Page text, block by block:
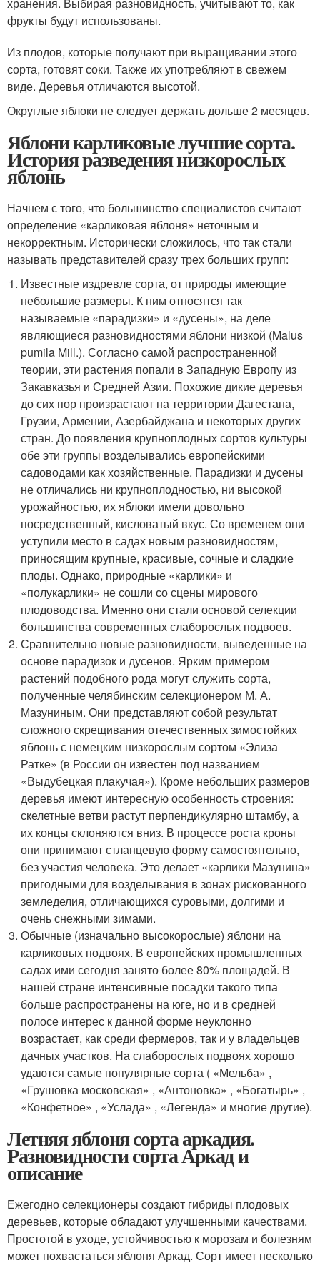
фрукты будут использованы.
Из плодов, которые получают при выращивании этого
сорта, готовят соки. Также их употребляют в свежем
виде. Деревья отличаются высотой.
Округлые яблоки не следует держать дольше 2 месяцев.
Яблони карликовые лучшие сорта.
История разведения низкорослых
яблонь
Начнем с того, что большинство специалистов считают
определение «карликовая яблоня» неточным и
некорректным. Исторически сложилось, что так стали
называть представителей сразу трех больших групп:
Известные издревле сорта, от природы имеющие
небольшие размеры. К ним относятся так
называемые «парадизки» и «дусены», на деле
являющиеся разновидностями яблони низкой (Malus
pumila Mill.). Согласно самой распространенной
теории, эти растения попали в Западную Европу из
Закавказья и Средней Азии. Похожие дикие деревья
до сих пор произрастают на территории Дагестана,
Грузии, Армении, Азербайджана и некоторых других
стран. До появления крупноплодных сортов культуры
обе эти группы возделывались европейскими
садоводами как хозяйственные. Парадизки и дусены
не отличались ни крупноплодностью, ни высокой
урожайностью, их яблоки имели довольно
посредственный, кисловатый вкус. Со временем они
уступили место в садах новым разновидностям,
приносящим крупные, красивые, сочные и сладкие
плоды. Однако, природные «карлики» и
«полукарлики» не сошли со сцены мирового
плодоводства. Именно они стали основой селекции
большинства современных слаборослых подвоев.
Сравнительно новые разновидности, выведенные на
основе парадизок и дусенов. Ярким примером
растений подобного рода могут служить сорта,
полученные челябинским селекционером М. А.
Мазуниным. Они представляют собой результат
сложного скрещивания отечественных зимостойких
яблонь с немецким низкорослым сортом «Элиза
Ратке» (в России он известен под названием
«Выдубецкая плакучая»). Кроме небольших размеров
деревья имеют интересную особенность строения:
скелетные ветви растут перпендикулярно штамбу, а
их концы склоняются вниз. В процессе роста кроны
они принимают стланцевую форму самостоятельно,
без участия человека. Это делает «карлики Мазунина»
пригодными для возделывания в зонах рискованного
земледелия, отличающихся суровыми, долгими и
очень снежными зимами.
Обычные (изначально высокорослые) яблони на
карликовых подвоях. В европейских промышленных
садах ими сегодня занято более 80% площадей. В
нашей стране интенсивные посадки такого типа
больше распространены на юге, но и в средней
полосе интерес к данной форме неуклонно
возрастает, как среди фермеров, так и у владельцев
дачных участков. На слаборослых подвоях хорошо
удаются самые популярные сорта ( «Мельба» ,
«Грушовка московская» , «Антоновка» , «Богатырь» ,
«Конфетное» , «Услада» , «Легенда» и многие другие).
Летняя яблоня сорта аркадия.
Разновидности сорта Аркад и
описание
Ежегодно селекционеры создают гибриды плодовых
деревьев, которые обладают улучшенными качествами.
Простотой в уходе, устойчивостью к морозам и болезням
может похвастаться яблоня Аркад. Сорт имеет несколько